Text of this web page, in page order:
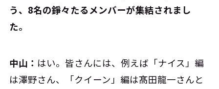
う、8名の錚々たるメンバーが集結されまし
た。
中山： はい。皆さんには、例えば「ナイス」編
は澤野さん、「クイーン」編は髙田龍一さんと